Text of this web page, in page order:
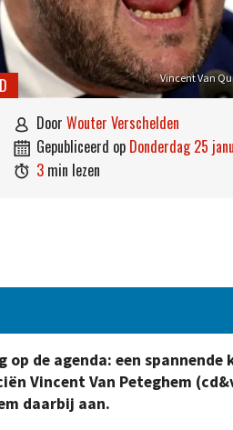
Vincent Van
 door Wouter Verschelden
 gepubliceerd op donderdag 25
 3 min lezen
op de agenda: een
Vincent Van Peteghem
daarbij aan.